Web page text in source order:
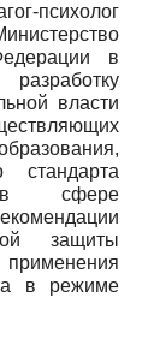
психолог
в
власти
стандарта
в сфере
защиты
применения
в режиме